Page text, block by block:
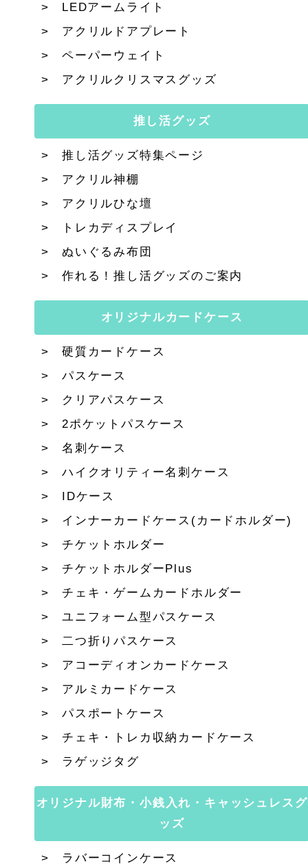
LEDアームライト
アクリルドアプレート
ペーパーウェイト
アクリルクリスマスグッズ
推し活グッズ
推し活グッズ特集ページ
アクリル神棚
アクリルひな壇
トレカディスプレイ
ぬいぐるみ布団
作れる！推し活グッズのご案内
オリジナルカードケース
硬質カードケース
パスケース
クリアパスケース
2ポケットパスケース
名刺ケース
ハイクオリティー名刺ケース
IDケース
インナーカードケース(カードホルダー)
チケットホルダー
チケットホルダーPlus
チェキ・ゲームカードホルダー
ユニフォーム型パスケース
二つ折りパスケース
アコーディオンカードケース
アルミカードケース
パスポートケース
チェキ・トレカ収納カードケース
ラゲッジタグ
オリジナル財布・小銭入れ・キャッシュレスグ
ッズ
ラバーコインケース